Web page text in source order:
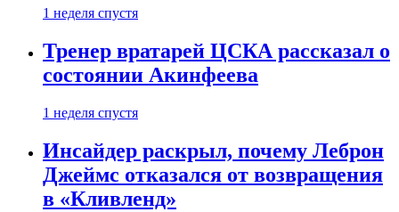
1 неделя спустя
Тренер вратарей ЦСКА рассказал о
состоянии Акинфеева
1 неделя спустя
Инсайдер раскрыл, почему Леброн
Джеймс отказался от возвращения
в «Кливленд»